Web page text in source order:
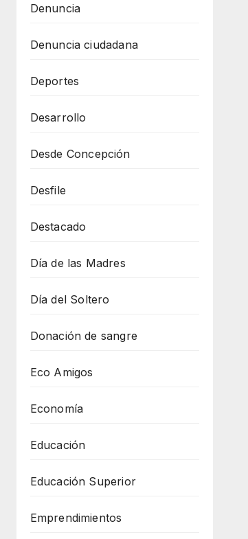
Denuncia
Denuncia ciudadana
Deportes
Desarrollo
Desde Concepción
Desfile
Destacado
Día de las Madres
Día del Soltero
Donación de sangre
Eco Amigos
Economía
Educación
Educación Superior
Emprendimientos